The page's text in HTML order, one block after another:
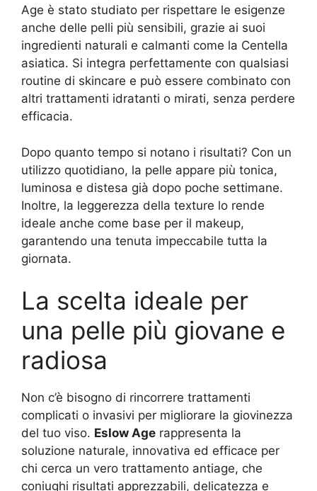
Age è stato studiato per rispettare le esigenze
anche delle pelli più sensibili, grazie ai suoi
ingredienti naturali e calmanti come la Centella
asiatica. Si integra perfettamente con qualsiasi
routine di skincare e può essere combinato con
altri trattamenti idratanti o mirati, senza perdere
efficacia.
Dopo quanto tempo si notano i risultati? Con un
utilizzo quotidiano, la pelle appare più tonica,
luminosa e distesa già dopo poche settimane.
Inoltre, la leggerezza della texture lo rende
ideale anche come base per il makeup,
garantendo una tenuta impeccabile tutta la
giornata.
La scelta ideale per
una pelle più giovane e
radiosa
Non c’è bisogno di rincorrere trattamenti
complicati o invasivi per migliorare la giovinezza
del tuo viso. Eslow Age rappresenta la
soluzione naturale, innovativa ed efficace per
chi cerca un vero trattamento antiage, che
coniughi risultati apprezzabili, delicatezza e